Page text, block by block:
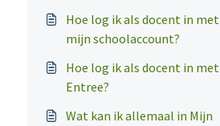
via de webshop?
Hoe log ik als docent in met
mijn schoolaccount?
Hoe log ik als docent in met
Entree?
Wat kan ik allemaal in Mijn